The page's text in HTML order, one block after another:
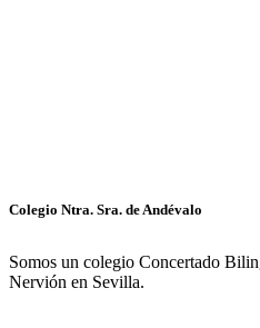
Colegio Ntra. Sra. de Andévalo
Somos un colegio Concertado
Nervión en Sevilla.